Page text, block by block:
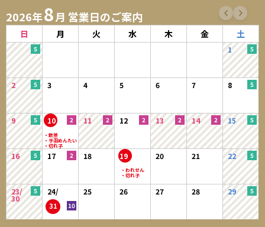
2026年8月 営業日のご案内
日 月 火 水 木 金 土
1
2 3 4 5 6 7 8
9 10 11 12 13 14 15
16 17 18 19 20 21 22
23/
30
24/
31
25 26 27 28 29